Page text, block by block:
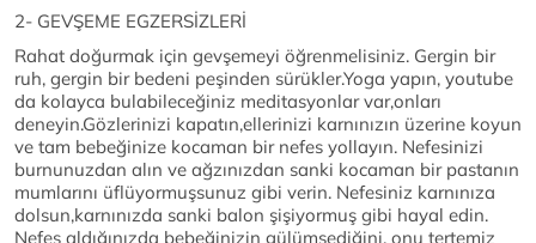
2- GEVŞEME EGZERSİZLERİ
Rahat doğurmak için gevşemeyi öğrenmelisiniz. Gergin bir
ruh, gergin bir bedeni peşinden sürükler.Yoga yapın, youtube
da kolayca bulabileceğiniz meditasyonlar var,onları
deneyin.Gözlerinizi kapatın,ellerinizi karnınızın üzerine koyun
ve tam bebeğinize kocaman bir nefes yollayın. Nefesinizi
burnunuzdan alın ve ağzınızdan sanki kocaman bir pastanın
mumlarını üflüyormuşsunuz gibi verin. Nefesiniz karnınıza
dolsun,karnınızda sanki balon şişiyormuş gibi hayal edin.
Nefes aldığınızda bebeğinizin gülümsediğini, onu tertemiz